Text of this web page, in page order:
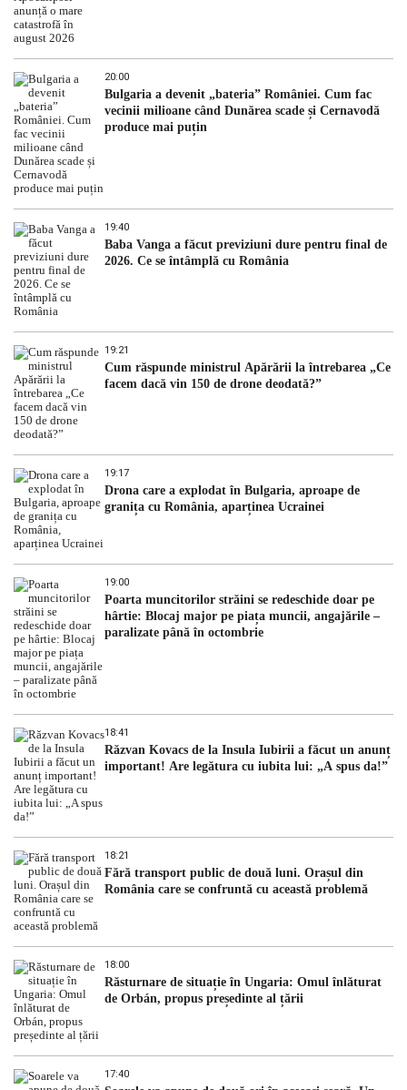
20:00
Bulgaria a devenit „bateria” României. Cum fac
vecinii milioane când Dunărea scade și Cernavodă
produce mai puțin
19:40
Baba Vanga a făcut previziuni dure pentru final de
2026. Ce se întâmplă cu România
19:21
Cum răspunde ministrul Apărării la întrebarea „Ce
facem dacă vin 150 de drone deodată?”
19:17
Drona care a explodat în Bulgaria, aproape de
granița cu România, aparținea Ucrainei
19:00
Poarta muncitorilor străini se redeschide doar pe
hârtie: Blocaj major pe piața muncii, angajările –
paralizate până în octombrie
18:41
Răzvan Kovacs de la Insula Iubirii a făcut un anunț
important! Are legătura cu iubita lui: „A spus da!”
18:21
Fără transport public de două luni. Orașul din
România care se confruntă cu această problemă
18:00
Răsturnare de situație în Ungaria: Omul înlăturat
de Orbán, propus președinte al țării
17:40